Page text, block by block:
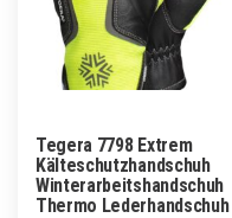
Tegera 7798 Extrem
Kälteschutzhandschuh
Winterarbeitshandschuh
Thermo Lederhandschuh